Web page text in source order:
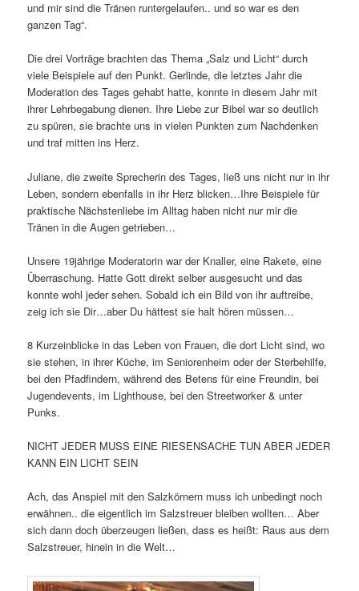
und mir sind die Tränen runtergelaufen.. und so war es den
ganzen Tag“.
Die drei Vorträge brachten das Thema „Salz und Licht“ durch
viele Beispiele auf den Punkt. Gerlinde, die letztes Jahr die
Moderation des Tages gehabt hatte, konnte in diesem Jahr mit
ihrer Lehrbegabung dienen. Ihre Liebe zur Bibel war so deutlich
zu spüren, sie brachte uns in vielen Punkten zum Nachdenken
und traf mitten ins Herz.
Juliane, die zweite Sprecherin des Tages, ließ uns nicht nur in ihr
Leben, sondern ebenfalls in ihr Herz blicken…Ihre Beispiele für
praktische Nächstenliebe im Alltag haben nicht nur mir die
Tränen in die Augen getrieben…
Unsere 19jährige Moderatorin war der Knaller, eine Rakete, eine
Überraschung. Hatte Gott direkt selber ausgesucht und das
konnte wohl jeder sehen. Sobald ich ein Bild von ihr auftreibe,
zeig ich sie Dir…aber Du hättest sie halt hören müssen…
8 Kurzeinblicke in das Leben von Frauen, die dort Licht sind, wo
sie stehen, in ihrer Küche, im Seniorenheim oder der Sterbehilfe,
bei den Pfadfindern, während des Betens für eine Freundin, bei
Jugendevents, im Lighthouse, bei den Streetworker & unter
Punks.
NICHT JEDER MUSS EINE RIESENSACHE TUN ABER JEDER
KANN EIN LICHT SEIN
Ach, das Anspiel mit den Salzkörnern muss ich unbedingt noch
erwähnen.. die eigentlich im Salzstreuer bleiben wollten… Aber
sich dann doch überzeugen ließen, dass es heißt: Raus aus dem
Salzstreuer, hinein in die Welt…